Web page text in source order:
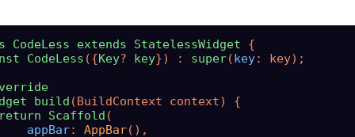
CodeLess extends StatelessWidget {
CodeLess ({Key? key}) : super(key: key);
build (BuildContext context) {
Scaffold (
appBar: AppBar(),